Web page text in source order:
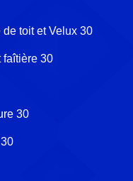
toit et Velux 30
faîtière 30
30